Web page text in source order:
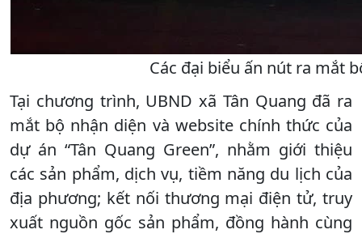
Các đại biểu ấn nút ra mắt
Tại chương trình, UBND xã Tân Quang đã ra
mắt bộ nhận diện và website chính thức của
dự án “Tân Quang Green”, nhằm giới thiệu
các sản phẩm, dịch vụ, tiềm năng du lịch của
địa phương; kết nối thương mại điện tử, truy
xuất nguồn gốc sản phẩm, đồng hành cùng